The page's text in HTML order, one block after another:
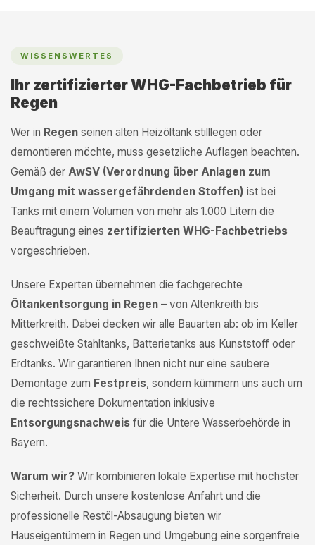
WISSENSWERTES
Ihr zertifizierter WHG-Fachbetrieb für
Regen
Wer in Regen seinen alten Heizöltank stilllegen oder
demontieren möchte, muss gesetzliche Auflagen beachten.
Gemäß der AwSV (Verordnung über Anlagen zum
Umgang mit wassergefährdenden Stoffen) ist bei
Tanks mit einem Volumen von mehr als 1.000 Litern die
Beauftragung eines zertifizierten WHG-Fachbetriebs
vorgeschrieben.
Unsere Experten übernehmen die fachgerechte
Öltankentsorgung in Regen – von Altenkreith bis
Mitterkreith. Dabei decken wir alle Bauarten ab: ob im Keller
geschweißte Stahltanks, Batterietanks aus Kunststoff oder
Erdtanks. Wir garantieren Ihnen nicht nur eine saubere
Demontage zum Festpreis, sondern kümmern uns auch um
die rechtssichere Dokumentation inklusive
Entsorgungsnachweis für die Untere Wasserbehörde in
Bayern.
Warum wir? Wir kombinieren lokale Expertise mit höchster
Sicherheit. Durch unsere kostenlose Anfahrt und die
professionelle Restöl-Absaugung bieten wir
Hauseigentümern in Regen und Umgebung eine sorgenfreie